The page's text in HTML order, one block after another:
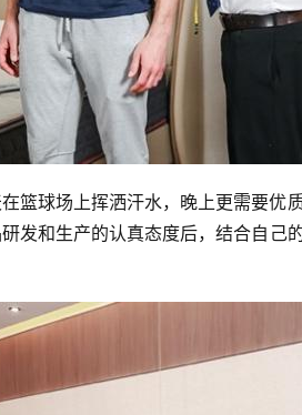
篮球场上挥洒汗水，晚上更需要
发和生产的认真态度后，结合自